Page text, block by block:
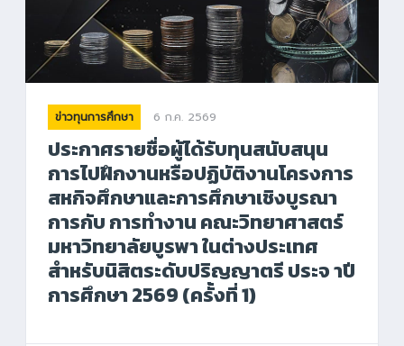
ข่าวทุนการศึกษา 6 ก.ค. 2569
ประกาศรายชื่อผู้ได้รับทุนสนับสนุน
การไปฝึกงานหรือปฏิบัติงานโครงการ
สหกิจศึกษาและการศึกษาเชิงบูรณา
การกับ การทำงาน คณะวิทยาศาสตร์
มหาวิทยาลัยบูรพา ในต่างประเทศ
สำหรับนิสิตระดับปริญญาตรี ประจ าปี
การศึกษา 2569 (ครั้งที่ 1)